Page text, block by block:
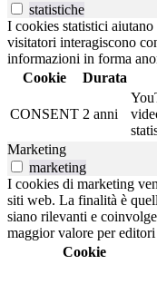
statistiche
I cookies statistici
visitatori interagiscono
informazioni in forma
Cookie
Durata
CONSENT 2 anni
Marketing
marketing
I cookies di marketing
siti web. La finalità è
siano rilevanti e
maggior valore per
Cookie